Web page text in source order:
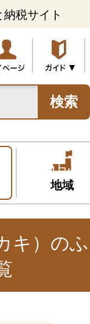
税サイト
検索
地域
キ）の